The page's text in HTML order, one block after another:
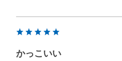
かっこいい